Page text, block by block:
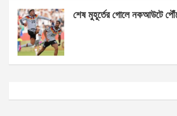
শেষ মুহূর্তের গোলে নকআউটে